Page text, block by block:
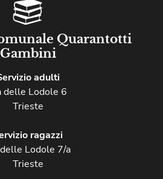
Quarantotti
Gambini
adulti
delle Lodole 6
Trieste
ragazzi
Lodole 7/a
Trieste